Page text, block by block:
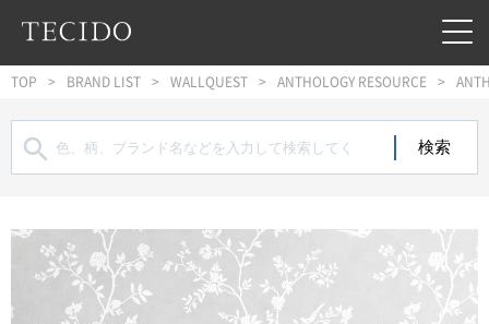
フッターへジャンプ
TOP BRAND LIST WALLQUEST ANTHOLOGY RESOURCE
